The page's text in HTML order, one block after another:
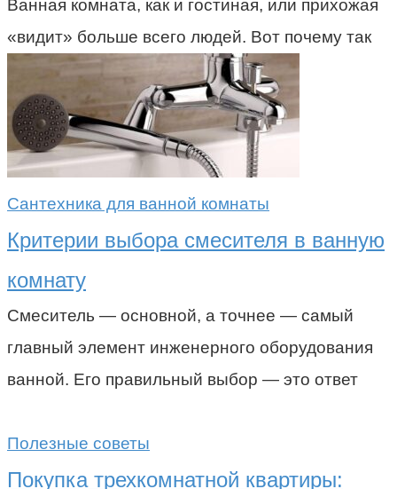
Ванная комната, как и гостиная, или прихожая
«видит» больше всего людей. Вот почему так
Сантехника для ванной комнаты
Критерии выбора смесителя в ванную
комнату
Смеситель — основной, а точнее — самый
главный элемент инженерного оборудования
ванной. Его правильный выбор — это ответ
Полезные советы
Покупка трехкомнатной квартиры: